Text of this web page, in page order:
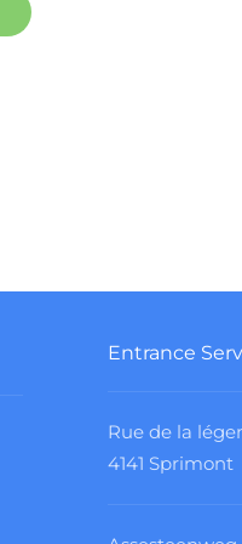
Entrance
Rue de la
4141 Sprimont